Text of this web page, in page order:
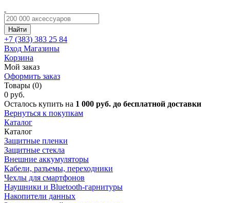
Найти
+7 (383) 383 25 84
Вход Магазины
Корзина
Мой заказ
Оформить заказ
Товары (0)
0 руб.
Осталось купить на 1 000 руб. до бесплатной доставки
Вернуться к покупкам
Каталог
Каталог
Защитные пленки
Защитные стекла
Внешние аккумуляторы
Кабели, разъемы, переходники
Чехлы для смартфонов
Наушники и Bluetooth-гарнитуры
Накопители данных